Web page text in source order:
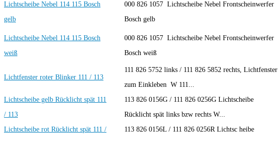
Lichtscheibe Nebel 114 115 Bosch
gelb
000 826 1057 Lichtscheibe Nebel Frontscheinwerfer
Bosch gelb
Lichtscheibe Nebel 114 115 Bosch
weiß
000 826 1057 Lichtscheibe Nebel Frontscheinwerfer
Bosch weiß
Lichtfenster roter Blinker 111 / 113
111 826 5752 links / 111 826 5852 rechts, Lichtfenster
zum Einkleben W 111...
Lichtscheibe gelb Rücklicht spät 111
/ 113
113 826 0156G / 111 826 0256G Lichtscheibe
Rücklicht spät links bzw rechts W...
Lichtscheibe rot Rücklicht spät 111 /
113 826 0156L / 111 826 0256R Lichtsc heibe